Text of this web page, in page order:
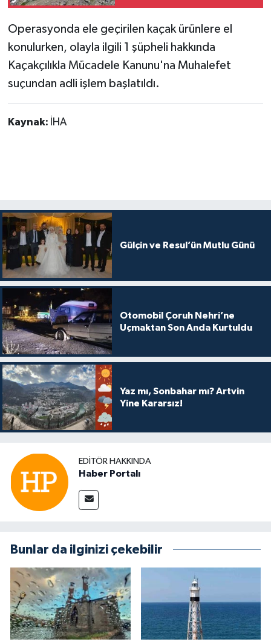
Operasyonda ele geçirilen kaçak ürünlere el
konulurken, olayla ilgili 1 şüpheli hakkında
Kaçakçılıkla Mücadele Kanunu'na Muhalefet
suçundan adli işlem başlatıldı.
Kaynak: İHA
Gülçin ve Resul’ün Mutlu Günü
Otomobil Çoruh Nehri’ne
Uçmaktan Son Anda Kurtuldu
Yaz mı, Sonbahar mı? Artvin
Yine Kararsız!
EDITÖR HAKKINDA
Haber Portalı
Bunlar da ilginizi çekebilir